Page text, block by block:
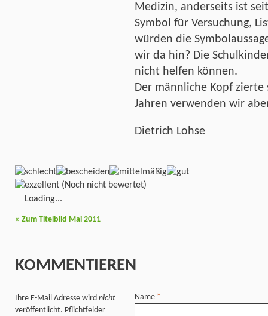
Medizin, anderseits ist
Symbol für Versuchung,
würden die
wir da hin? Die
nicht helfen können.
Der männliche Kopf
Jahren verwenden wir
Dietrich Lohse
(Noch nicht bewertet)
Loading...
« Zum Titelbild Mai 2011
KOMMENTIEREN
Ihre E-Mail Adresse wird nicht
veröffentlicht. Pflichtfelder
Name *